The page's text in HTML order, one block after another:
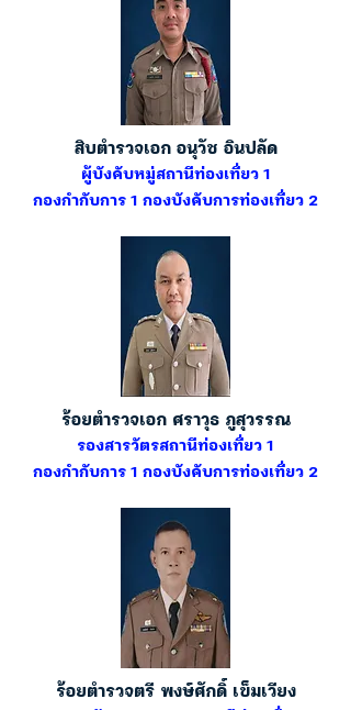
สิบตำรวจเอก อนุวัช อินปลัด
ผู้บังคับหมู่สถานีท่องเที่ยว 1
กองกำกับการ 1 กองบังคับการท่องเที่ยว 2
ร้อยตำรวจเอก ศราวุธ ภูสุวรรณ
รองสารวัตรสถานีท่องเที่ยว 1
กองกำกับการ 1 กองบังคับการท่องเที่ยว 2
ร้อยตำรวจตรี พงษ์ศักดิ์ เข็มเวียง